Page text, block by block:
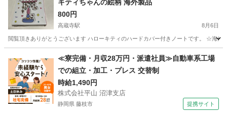
キティちゃんの絵柄 海外製品
800円
高蔵寺駅 8月6日
閲覧頂きありがとうございます ハローキティのハードカバー付きノートです。 ☆海
高蔵寺駅 手帳
≪寮完備・月収28万円・派遣社員≫自動車系工場
での組立・加工・プレス 交替制
時給1,490円
株式会社平山 沼津支店
静岡県 藤枝市 提携サイト